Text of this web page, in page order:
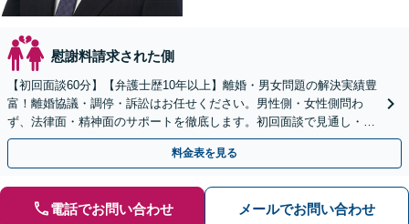
慰謝料請求された側
【初回面談60分】【弁護士歴10年以上】離婚・男女問題の解決実績豊
富！離婚協議・調停・訴訟はお任せください。男性側・女性側問わ
ず、法律面・精神面のサポートを徹底します。初回面談で見通し・費
用を明確化【高崎駅徒歩15分】
料金表を見る
電話でお問い合わせ メールでお問い合わせ